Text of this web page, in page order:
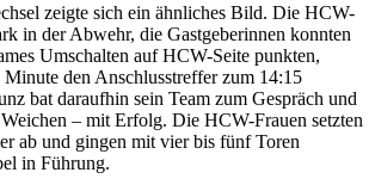
zeigte sich ein ähnliches Bild. Die HCW-
in der Abwehr, die Gastgeberinnen konnten
Umschalten auf HCW-Seite punkten,
Minute den Anschlusstreffer zum 14:15
bat daraufhin sein Team zum Gespräch und
– mit Erfolg. Die HCW-Frauen setzten
ab und gingen mit vier bis fünf Toren
in Führung.